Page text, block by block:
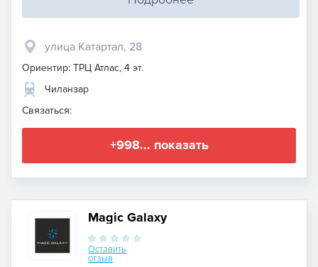
улица Катартал, 28
Ориентир: ТРЦ Атлас, 4 эт.
Чиланзар
Связаться:
+998... показать
Magic Galaxy
Оставить
отзыв